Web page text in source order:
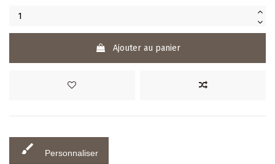
Ajouter au panier
brush Personnaliser